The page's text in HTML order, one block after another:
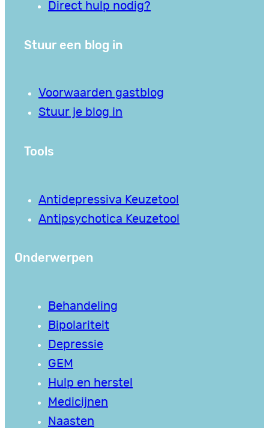
Direct hulp nodig?
Stuur een blog in
Voorwaarden gastblog
Stuur je blog in
Tools
Antidepressiva Keuzetool
Antipsychotica Keuzetool
Onderwerpen
Behandeling
Bipolariteit
Depressie
GEM
Hulp en herstel
Medicijnen
Naasten